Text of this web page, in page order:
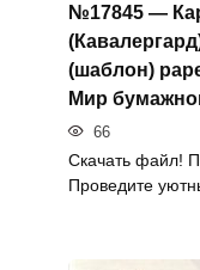
№17845 —
(шаблон)
Мир
66
Скачать файл!
Проведите